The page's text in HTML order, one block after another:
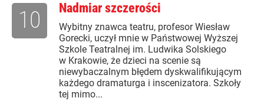
Nadmiar szczerości
Wybitny znawca teatru, profesor Wiesław
Gorecki, uczył mnie w Państwowej Wyższej
Szkole Teatralnej im. Ludwika Solskiego
w Krakowie, że dzieci na scenie są
niewybaczalnym błędem dyskwalifikującym
każdego dramaturga i inscenizatora. Szkoły
tej mimo...
10